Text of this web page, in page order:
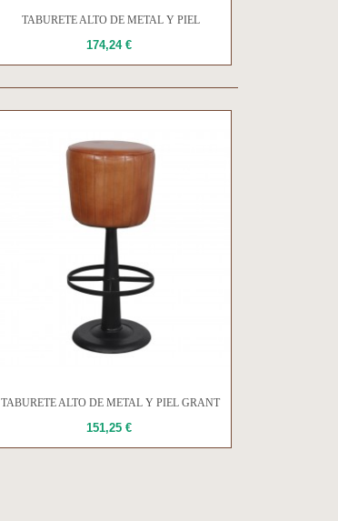
TABURETE ALTO DE METAL Y PIEL
174,24 €
TABURETE ALTO DE METAL Y PIEL GRANT
151,25 €